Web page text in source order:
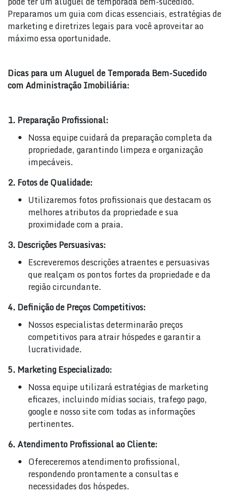
Preparamos um guia com dicas essenciais, estratégias de
marketing e diretrizes legais para você aproveitar ao
máximo essa oportunidade.
Dicas para um Aluguel de Temporada Bem-Sucedido
com Administração Imobiliária:
1. Preparação Profissional:
Nossa equipe cuidará da preparação completa da
propriedade, garantindo limpeza e organização
impecáveis.
2. Fotos de Qualidade:
Utilizaremos fotos profissionais que destacam os
melhores atributos da propriedade e sua
proximidade com a praia.
3. Descrições Persuasivas:
Escreveremos descrições atraentes e persuasivas
que realçam os pontos fortes da propriedade e da
região circundante.
4. Definição de Preços Competitivos:
Nossos especialistas determinarão preços
competitivos para atrair hóspedes e garantir a
lucratividade.
5. Marketing Especializado:
Nossa equipe utilizará estratégias de marketing
eficazes, incluindo mídias sociais, trafego pago,
google e nosso site com todas as informações
pertinentes.
6. Atendimento Profissional ao Cliente:
Ofereceremos atendimento profissional,
respondendo prontamente a consultas e
necessidades dos hóspedes.